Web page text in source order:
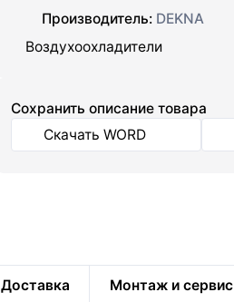
Производитель: DEKNA
Воздухоохладители
Cохранить описание товара
Скачать WORD
Доставка Монтаж и сервис